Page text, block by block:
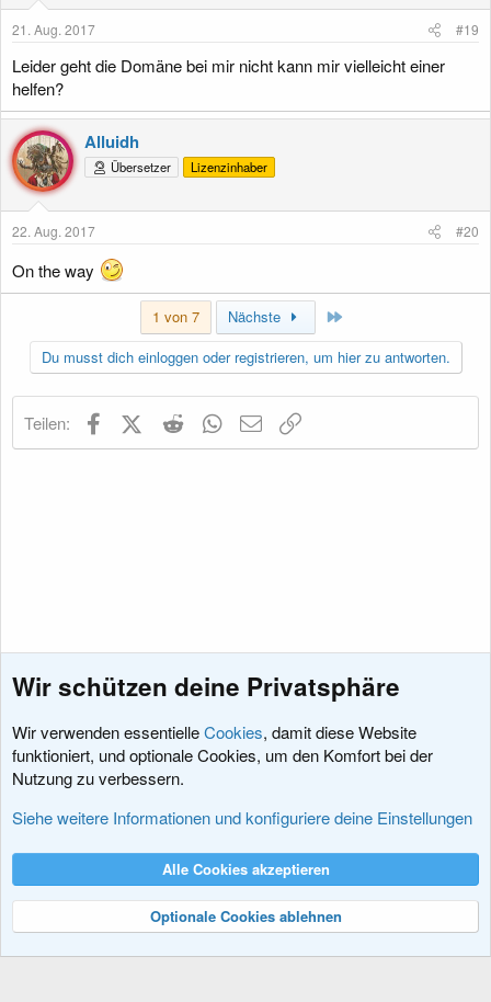
21. Aug. 2017 #19
Leider geht die Domäne bei mir nicht kann mir vielleicht einer
helfen?
Alluidh
Übersetzer Lizenzinhaber
22. Aug. 2017 #20
On the way
1 von 7 Nächste
Du musst dich einloggen oder registrieren, um hier zu antworten.
Teilen: FacebookX (Twitter)
Reddit WhatsApp
E-Mail
Feedback zu xenDACH
Nutzungsbedingungen Datenschutz
R
Community platform by XenForo® © 2010-2024 XenForo Ltd.
Wir schützen deine Privatsphäre
Wir verwenden essentielleCookies, damit diese Website
funktioniert, und optionale Cookies, um den Komfort bei der
Nutzung zu verbessern.
Siehe weitere Informationen und konfiguriere deine Einstellungen
Alle Cookies akzeptieren
Optionale Cookies ablehnen